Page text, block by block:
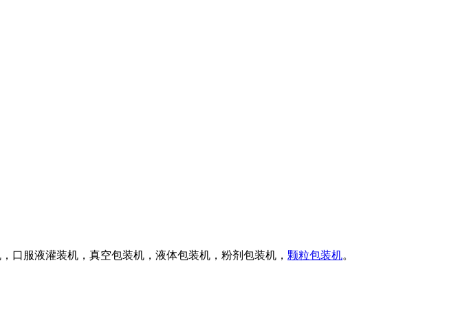
口服液灌装机，真空包装机，液体包装机，粉剂包装机， 颗粒包装机。